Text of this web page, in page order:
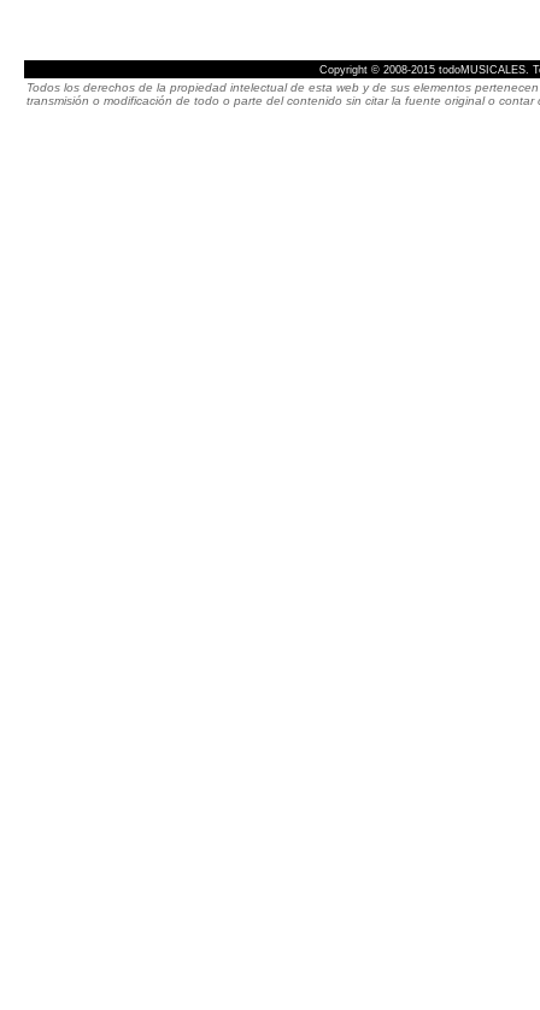
Copyright © 2008-2015 todoMUSICALES.
Todos los derechos de la propiedad intelectual de esta web y de sus elementos
transmisión o modificación de todo o parte del contenido sin citar la fuente original o